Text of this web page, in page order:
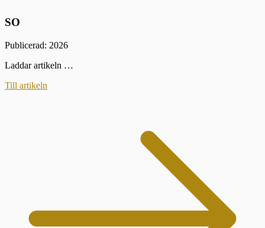
SO
Publicerad: 2026
Laddar artikeln …
Till artikeln